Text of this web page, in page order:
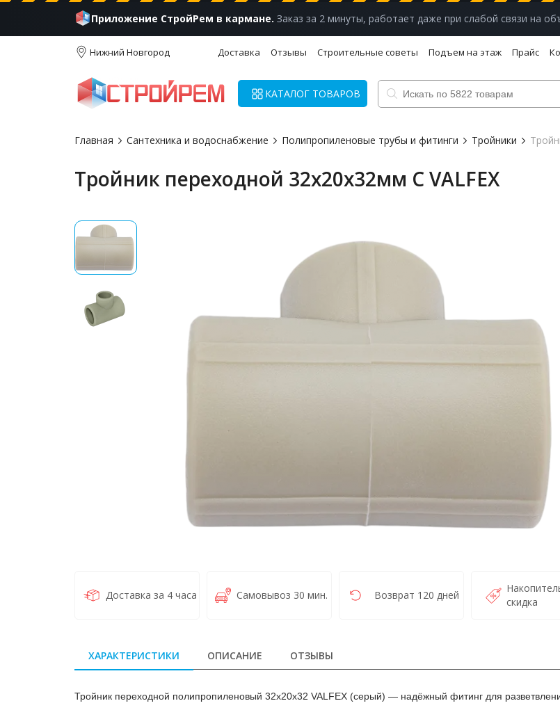
Приложение СтройРем в кармане. Заказ за 2 минуты, работает даже при слабой связи на
Нижний Новгород Доставка Отзывы Строительные советы Подъем на этаж Прайс
КАТАЛОГ ТОВАРОВ
Главная Сантехника и водоснабжение Полипропиленовые трубы и фитинги Тройники
Тройник переходной 32х20х32мм С VALFEX
Доставка за 4 часа Самовывоз 30 мин. Возврат 120 дней
скидка
ХАРАКТЕРИСТИКИ ОПИСАНИЕ ОТЗЫВЫ
Тройник переходной полипропиленовый 32х20х32 VALFEX (серый) — надёжный фитинг для